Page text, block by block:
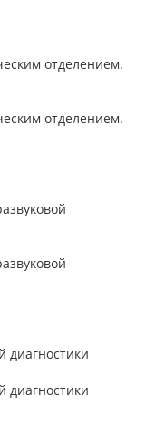
отделением.
отделением.
диагностики
диагностики